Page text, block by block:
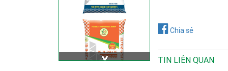
Chia sẻ
TIN LIÊN QUAN